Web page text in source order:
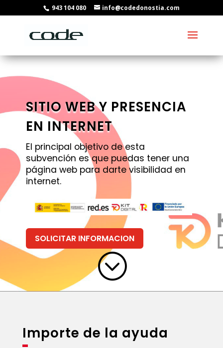
943 104 080 info@codedonostia.com
SITIO WEB Y PRESENCIA
EN INTERNET
El principal objetivo de esta
subvención es que puedas tener una
página web para darte visibilidad en
internet.
SOLICITAR INFORMACION
;
Importe de la ayuda